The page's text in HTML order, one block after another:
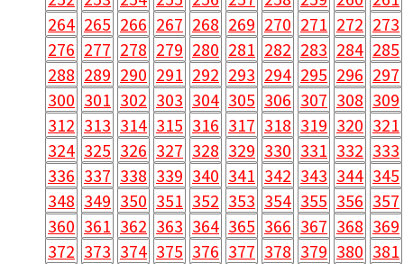
264 265 266 267 268 269 270 271 272 273
276 277 278 279 280 281 282 283 284 285
288 289 290 291 292 293 294 295 296 297
300 301 302 303 304 305 306 307 308 309
312 313 314 315 316 317 318 319 320 321
324 325 326 327 328 329 330 331 332 333
336 337 338 339 340 341 342 343 344 345
348 349 350 351 352 353 354 355 356 357
360 361 362 363 364 365 366 367 368 369
372 373 374 375 376 377 378 379 380 381